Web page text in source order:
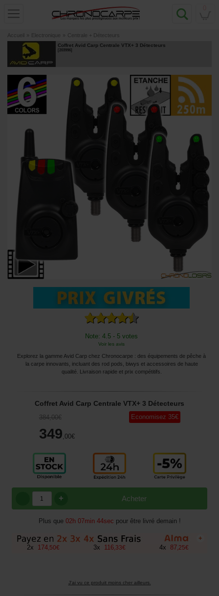
Accueil » Electronique » Centrale + Détecteurs
Coffret Avid Carp Centrale VTX+ 3 Détecteurs
[203996]
Note: 4.5 - 5 votes
Voir les avis
Explorez la gamme Avid Carp chez Chronocarpe : des équipements de pêche à
la carpe innovants, incluant des rod pods, biwys et accessoires de haute
qualité. Livraison rapide et prix compétitifs.
Coffret Avid Carp Centrale VTX+ 3 Détecteurs
384,00€
349 ,00€
Economisez 35€
Acheter
+
Plus que 02h 07min 43sec pour être livré demain !
+
2x 174, 50€ 3x 116, 33€ 4x 87 25€
J'ai vu ce produit moins cher ailleurs.